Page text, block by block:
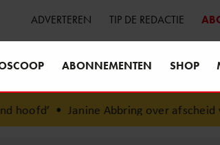
ADVERTEREN TIP DE REDACTIE
ABONNEMENTEN SHOP
•Janine Abbring over afscheid